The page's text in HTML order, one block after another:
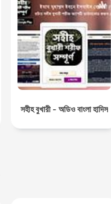
সহীহ বুখারী - অডিও বাংলা হাদিস